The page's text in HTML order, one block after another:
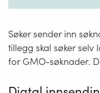
Søker sender inn
tillegg skal søker selv
for GMO-søknader.